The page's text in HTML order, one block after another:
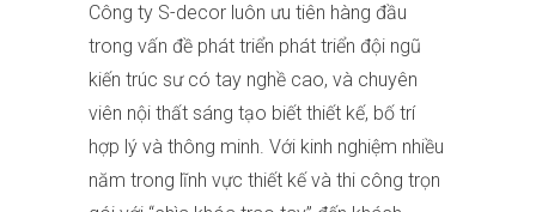
Công ty S-decor luôn ưu tiên hàng đầu
trong vấn đề phát triển phát triển đội ngũ
kiến trúc sư có tay nghề cao, và chuyên
viên nội thất sáng tạo biết thiết kế, bố trí
hợp lý và thông minh. Với kinh nghiệm nhiều
năm trong lĩnh vực thiết kế và thi công trọn